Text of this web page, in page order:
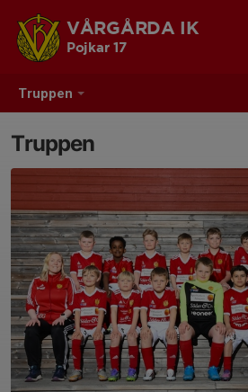
Truppen
VÅRGÅRDA IK
Pojkar 17
Truppen